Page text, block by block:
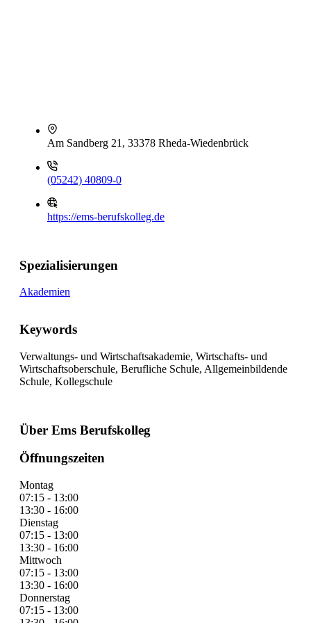
Am Sandberg 21, 33378 Rheda-Wiedenbrück
(05242) 40809-0
https://ems-berufskolleg.de
Spezialisierungen
Akademien
Keywords
Verwaltungs- und Wirtschaftsakademie, Wirtschafts- und
Wirtschaftsoberschule, Berufliche Schule, Allgemeinbildende
Schule, Kollegschule
Über Ems Berufskolleg
Öffnungszeiten
Montag
07:15 - 13:00
13:30 - 16:00
Dienstag
07:15 - 13:00
13:30 - 16:00
Mittwoch
07:15 - 13:00
13:30 - 16:00
Donnerstag
07:15 - 13:00